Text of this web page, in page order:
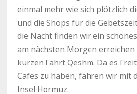
einmal mehr wie sich plötzlich
und die Shops für die
die Nacht finden wir ein
am nächsten Morgen
kurzen Fahrt Qeshm. Da es
Cafes zu haben, fahren wir mit
Insel Hormuz.